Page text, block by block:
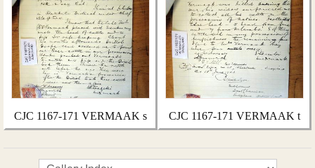
CJC 1167-171 VERMAAK s CJC 1167-171 VERMAAK t